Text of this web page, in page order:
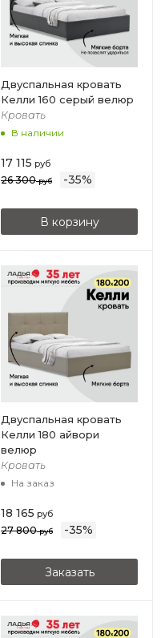
Двуспальная кровать
Келли 160 серый велюр
Кровать
В наличии
17 115 руб
26 300руб -35%
В корзину
Двуспальная кровать
Келли 180 айвори
велюр
Кровать
На заказ
18 165 руб
27 800руб -35%
Заказать